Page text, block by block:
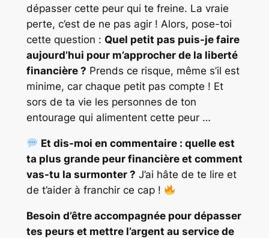
dépasser cette peur qui te freine. La vraie
perte, c’est de ne pas agir ! Alors, pose-toi
cette question : Quel petit pas puis-je faire
aujourd’hui pour m’approcher de la liberté
financière ? Prends ce risque, même s’il est
minime, car chaque petit pas compte ! Et
sors de ta vie les personnes de ton
entourage qui alimentent cette peur …
Et dis-moi en commentaire : quelle est
ta plus grande peur financière et comment
vas-tu la surmonter ? J’ai hâte de te lire et
de t’aider à franchir ce cap !
Besoin d’être accompagnée pour dépasser
tes peurs et mettre l’argent au service de